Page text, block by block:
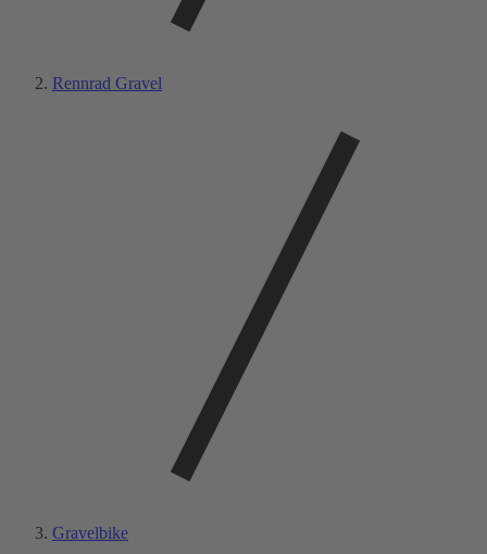
Rennrad Gravel
Gravelbike